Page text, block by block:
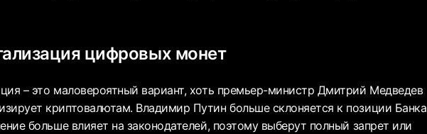
цифровых монет
– это маловероятный вариант, хоть премьер-министр Дмитрий Медведев
криптовалютам. Владимир Путин больше склоняется к позиции Банка
больше влияет на законодателей, поэтому выберут полный запрет или